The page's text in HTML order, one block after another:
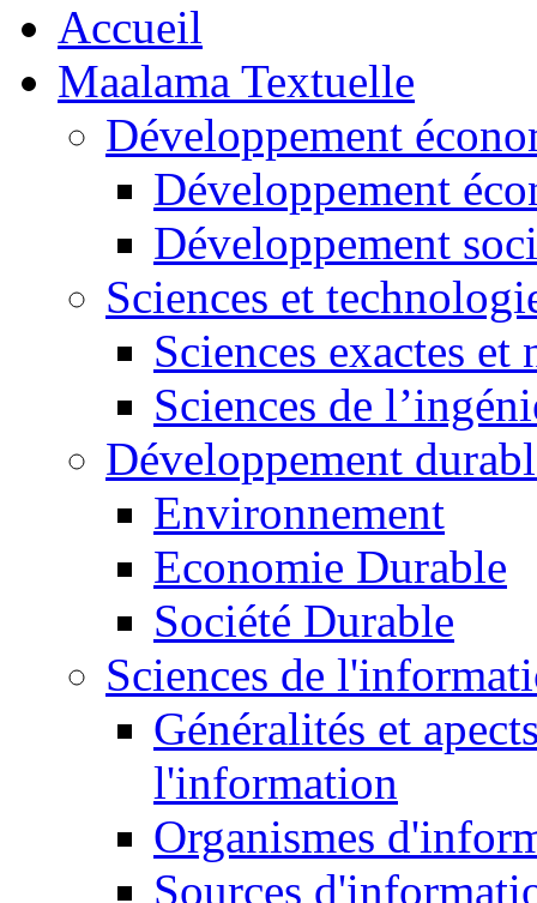
Accueil
Maalama Textuelle
Développement
Développement
Développement
Sciences et
Sciences exactes et
Sciences de
Développement
Environnement
Economie Durable
Société Durable
Sciences de
Généralités et
l'information
Organismes
Sources